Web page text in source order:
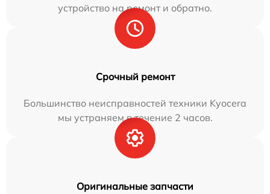
устройство на ремонт и обратно.
Срочный ремонт
Большинство неисправностей техники Kyocera
мы устраняем в течение 2 часов.
Оригинальные запчасти